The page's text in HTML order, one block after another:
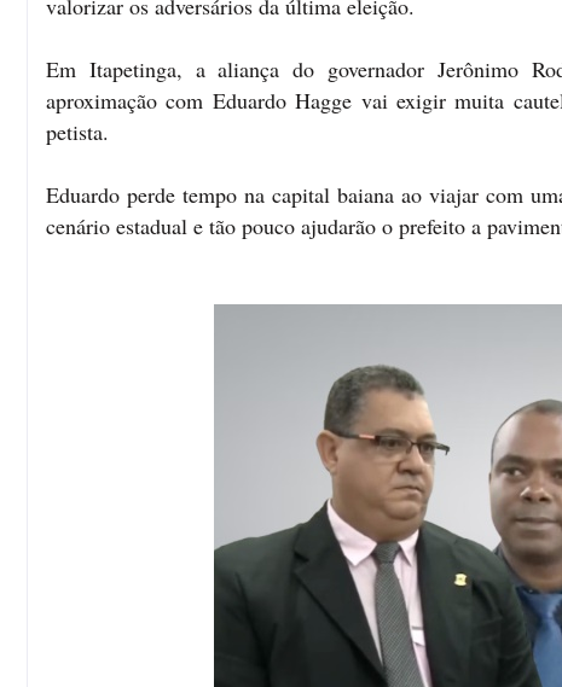
valorizar os adversários da última eleição.
Em Itapetinga, a aliança do governador Jerônimo
aproximação com Eduardo Hagge vai exigir muita
petista.
Eduardo perde tempo na capital baiana ao viajar com
cenário estadual e tão pouco ajudarão o prefeito a